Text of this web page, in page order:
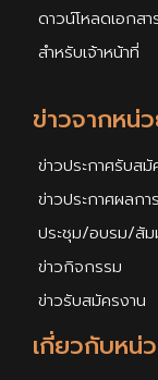
เกี่ยวกับหน่
ข่าวจากหน่
ข่าวประกาศรับส
ข่าวประกาศผลก
ประชุม/อบรม/สัม
ข่าวกิจกรรม
ข่าวรับสมัครงาน
ดาวน์โหลดเอกสา
สำหรับเจ้าหน้าที่